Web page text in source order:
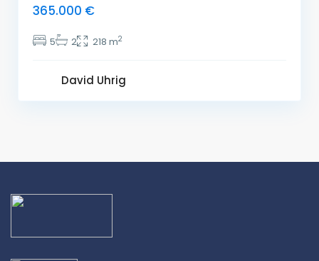
365.000 €
5 2 218 m2
David Uhrig